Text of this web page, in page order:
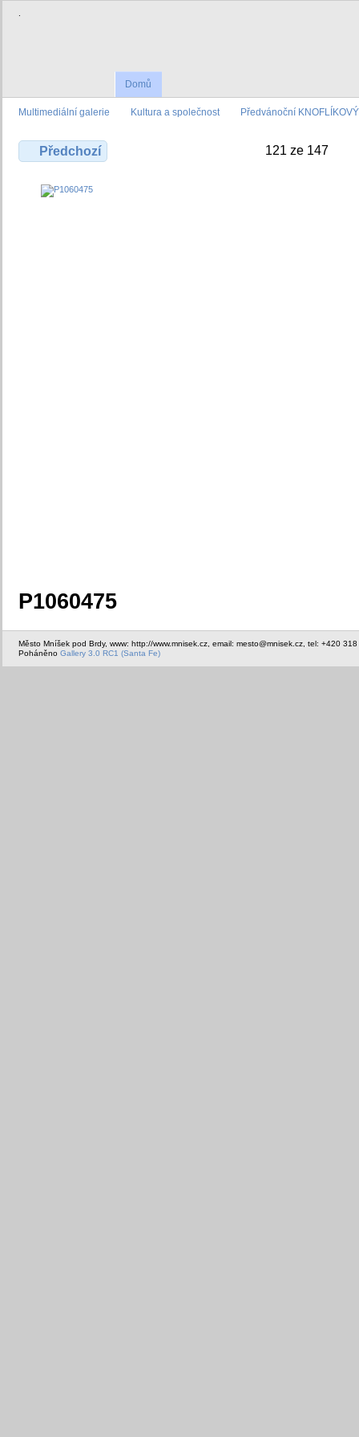
.
Domů
Multimediální galerie Kultura a společnost Předvánoční
Předchozí 121 ze 147
P1060475
Město Mníšek pod Brdy, www: http://www.mnisek.cz, email: mesto@mnisek.cz, tel: +420
Poháněno Gallery 3.0 RC1 (Santa Fe)